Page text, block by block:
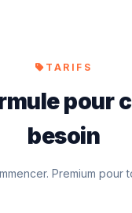
TARIFS
pour
besoin
Premium pour